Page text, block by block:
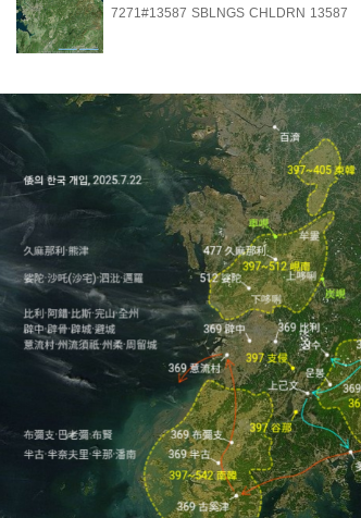
7271#13587 SBLNGS CHLDRN 13587